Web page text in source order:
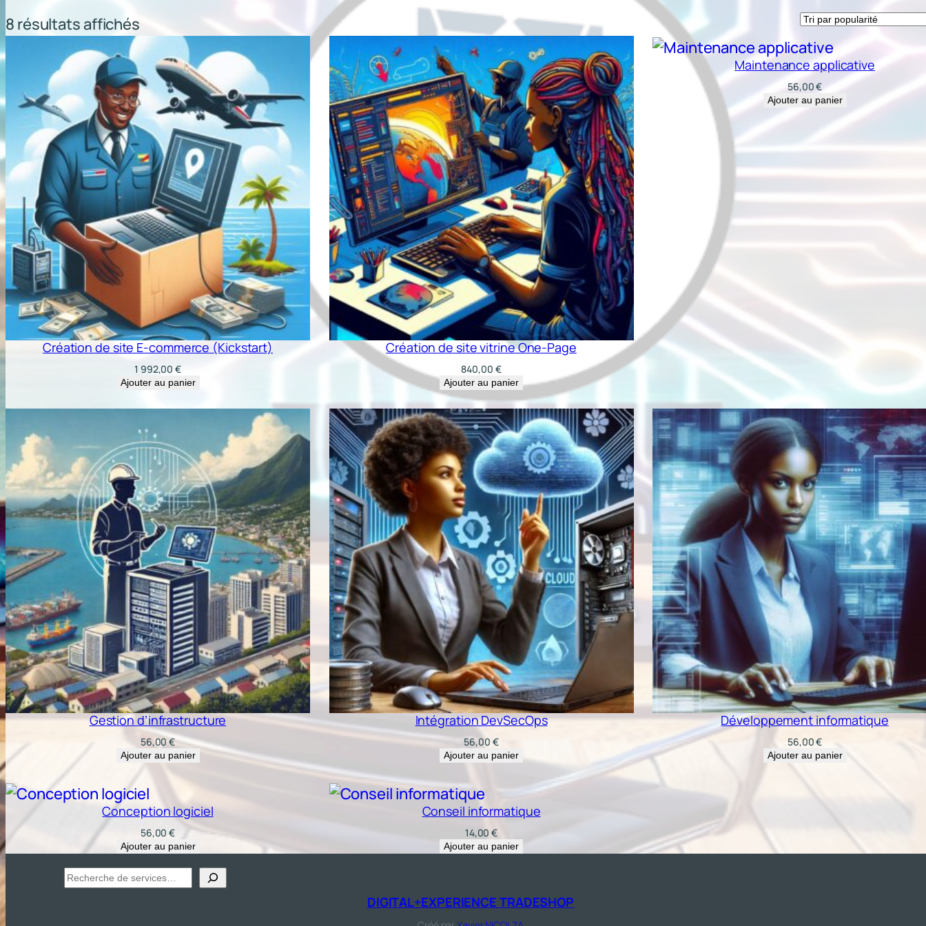
8 résultats affichés Trié
par
popularité
Création de site E-commerce (Kickstart)
1 992,00€
Ajouter au panier
Création de site vitrine One-Page
840,00 €
Ajouter au panier
Maintenance applicative
56,00€
Ajouter au panier
Gestion d’infrastructure
56,00€
Ajouter au panier
Intégration DevSecOps
56,00 €
Ajouter au panier
Développement informatique
56,00€
Ajouter au panier
Conception logiciel
56,00€
Ajouter au panier
Conseil informatique
14,00€
Ajouter au panier
Recherche
DIGITAL+EXPERIENCE TRADESHOP